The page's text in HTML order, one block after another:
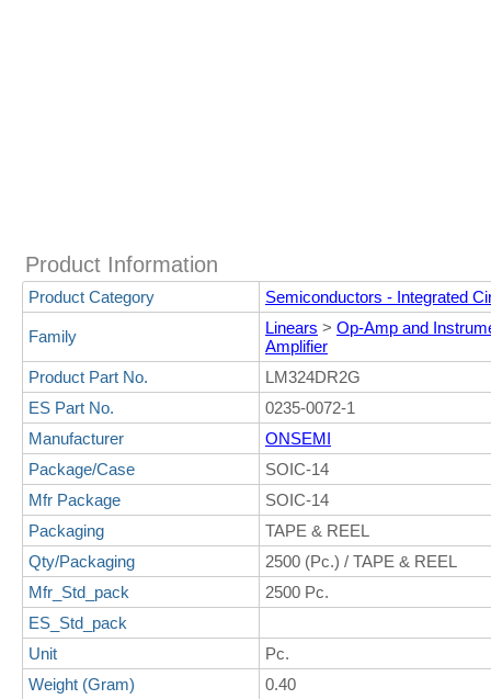
Product Information
Product Category Semiconductors - Integrated
Family Linears > Op-Amp and
Amplifier
Product Part No.
LM324DR2G
ES Part No.
0235-0072-1
Manufacturer
ONSEMI
Package/Case
SOIC-14
Mfr Package
SOIC-14
Packaging
TAPE & REEL
Qty/Packaging
2500 (Pc.) / TAPE & REEL
Mfr_Std_pack
2500 Pc.
ES_Std_pack
Unit
Pc.
Weight (Gram)
0.40